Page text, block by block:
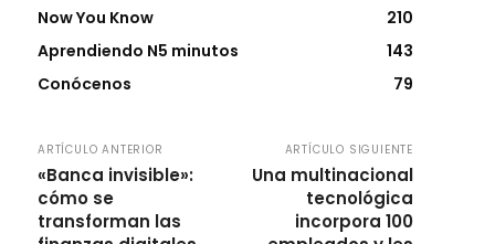
Now You Know
210
Aprendiendo N5 minutos
143
Conócenos
79
ARTÍCULO ANTERIOR
«Banca invisible»:
cómo se
transforman las
ARTÍCULO SIGUIENTE
Una multinacional
tecnológica
incorpora 100